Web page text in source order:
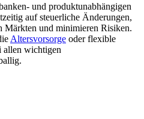
und produktunabhängigen
auf steuerliche Änderungen,
Märkten und minimieren Risiken.
Altersvorsorge oder flexible
allen wichtigen